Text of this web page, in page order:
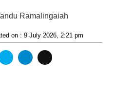
Ramalingaiah
on : 9 July 2026, 2:21 pm